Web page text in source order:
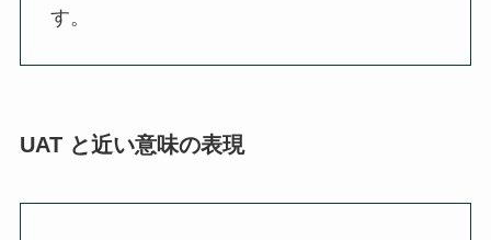
す。
UAT と近い意味の表現